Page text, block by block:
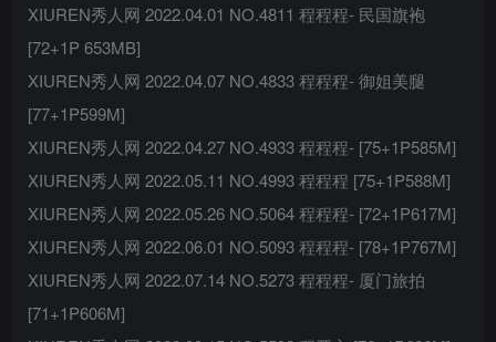
XIUREN秀人网 2022.04.01 NO.4811 程程程- 民国旗袍
[72+1P 653MB]
XIUREN秀人网 2022.04.07 NO.4833 程程程- 御姐美腿
[77+1P599M]
XIUREN秀人网 2022.04.27 NO.4933 程程程- [75+1P585M]
XIUREN秀人网 2022.05.11 NO.4993 程程程 [75+1P588M]
XIUREN秀人网 2022.05.26 NO.5064 程程程- [72+1P617M]
XIUREN秀人网 2022.06.01 NO.5093 程程程- [78+1P767M]
XIUREN秀人网 2022.07.14 NO.5273 程程程- 厦门旅拍
[71+1P606M]